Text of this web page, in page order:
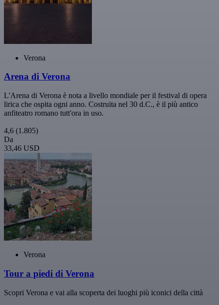
Verona
Arena di Verona
L'Arena di Verona è nota a livello mondiale per il festival di opera
lirica che ospita ogni anno. Costruita nel 30 d.C., è il più antico
anfiteatro romano tutt'ora in uso.
4,6 (1.805)
Da
33,46 USD
Verona
Tour a piedi di Verona
Scopri Verona e vai alla scoperta dei luoghi più iconici della città